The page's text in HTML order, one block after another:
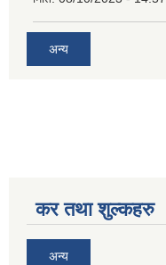
अन्य
कर तथा शुल्कहरु
अन्य